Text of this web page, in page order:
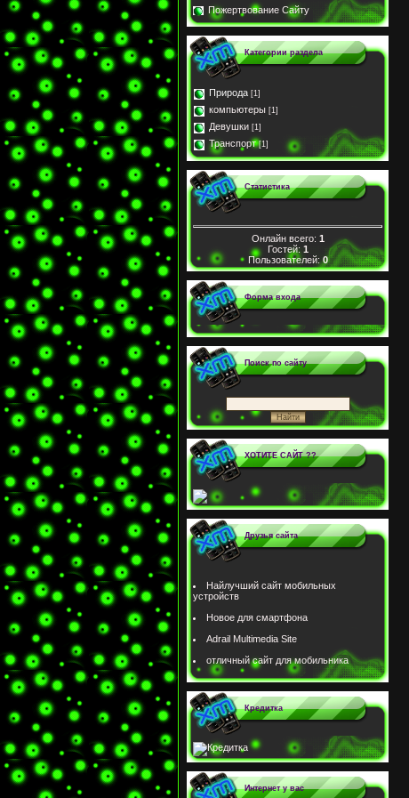
Пожертвование Сайту
Категории раздела
Природа [1]
компьютеры [1]
Девушки [1]
Транспорт [1]
Статистика
Онлайн всего: 1
Гостей: 1
Пользователей:0
Форма входа
Поиск по сайту
ХОТИТЕ САЙТ ??
Друзья сайта
Найлучший сайт мобильных
устройств
Новое для смартфона
Adrail Multimedia Site
отличный сайт для мобильника
Кредитка
Интернет у вас